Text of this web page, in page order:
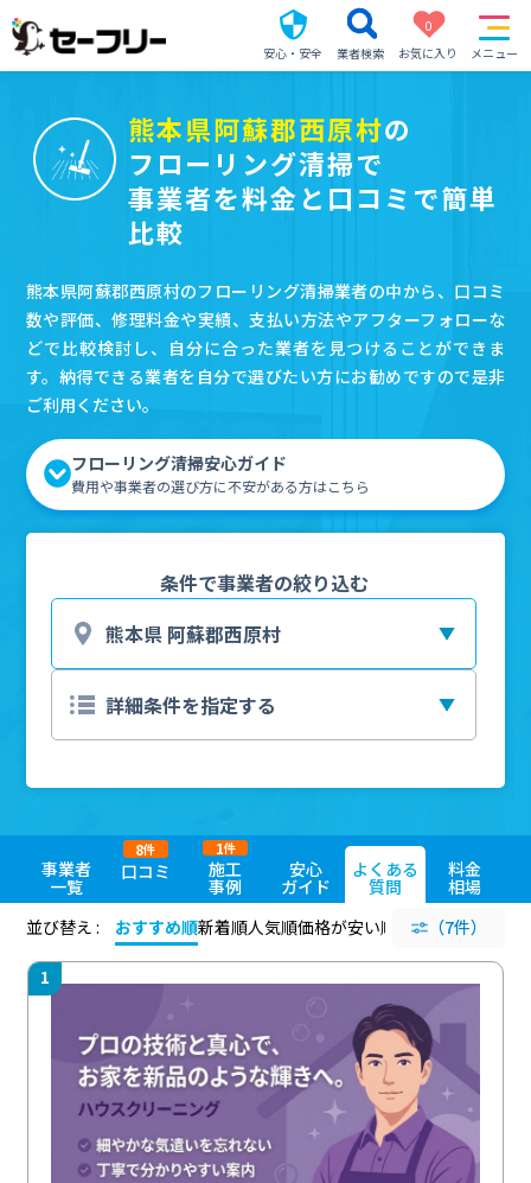
安心・安全 業者検索
0
お気に入り
メニュー
熊本県阿蘇郡西原村の
フローリング清掃で
事業者を料金と口コミで簡単
比較
熊本県阿蘇郡西原村のフローリング清掃業者の中から、口コミ
数や評価、修理料金や実績、支払い方法やアフターフォローな
どで比較検討し、自分に合った業者を見つけることができま
す。納得できる業者を自分で選びたい方にお勧めですので是非
ご利用ください。
フローリング清掃安心ガイド
費用や事業者の選び方に不安がある方はこちら
条件で事業者の絞り込む
事業者
一覧
口コミ
8件
施工
事例
1件
安心
ガイド
よくある
質問
料金
相場
並び替え :
おすすめ順新着順人気順価格が安い順 評価が高い順
（7件）
1